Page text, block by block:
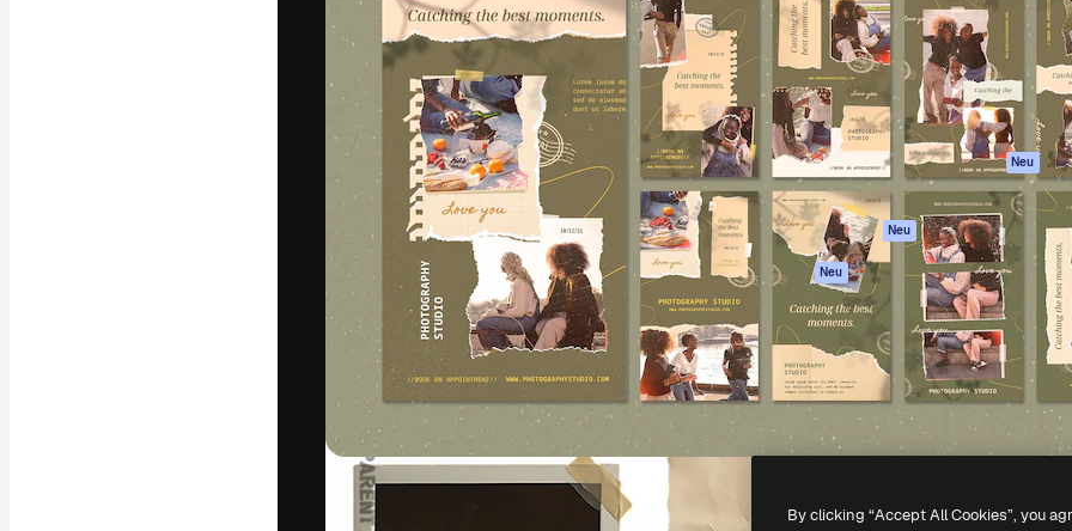
Die kreative Plattform, um deine beste
Arbeit zu verwirklichen. Mehr als 1 Million
Abonnenten unter Kreativen, Unternehmen,
Agenturen und Studios.
Deutsch
Spaces
KI-Assistent
KI-Bildgenerator
KI-Videogenerator
KI-
Stimmengenerator
Stock-Inhalte
MCP für
Claude/ChatGPT
Neu
Agenten Neu
Mobile App
Alle Magnific-Tools
Academy
Dokumentation
Support
AGB
Originale Neu
Cookie-Richtlinie
Vertrauenszentrum
Partner
Unternehmen
Copyright © 2010- Freepik Company S.L.U. Alle Rechte vorbehalten
By clicking “Accept All Cookies”, you